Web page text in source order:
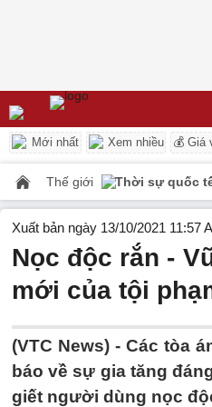
Mới nhất Xem nhiều 💰 Giá
Thế giới Thời sự quốc
Xuất bản ngày 13/10/2021 11:57
Nọc độc rắn -
mới của tội
(VTC News) - Các tòa
báo về sự gia tăng
giết người dùng nọc